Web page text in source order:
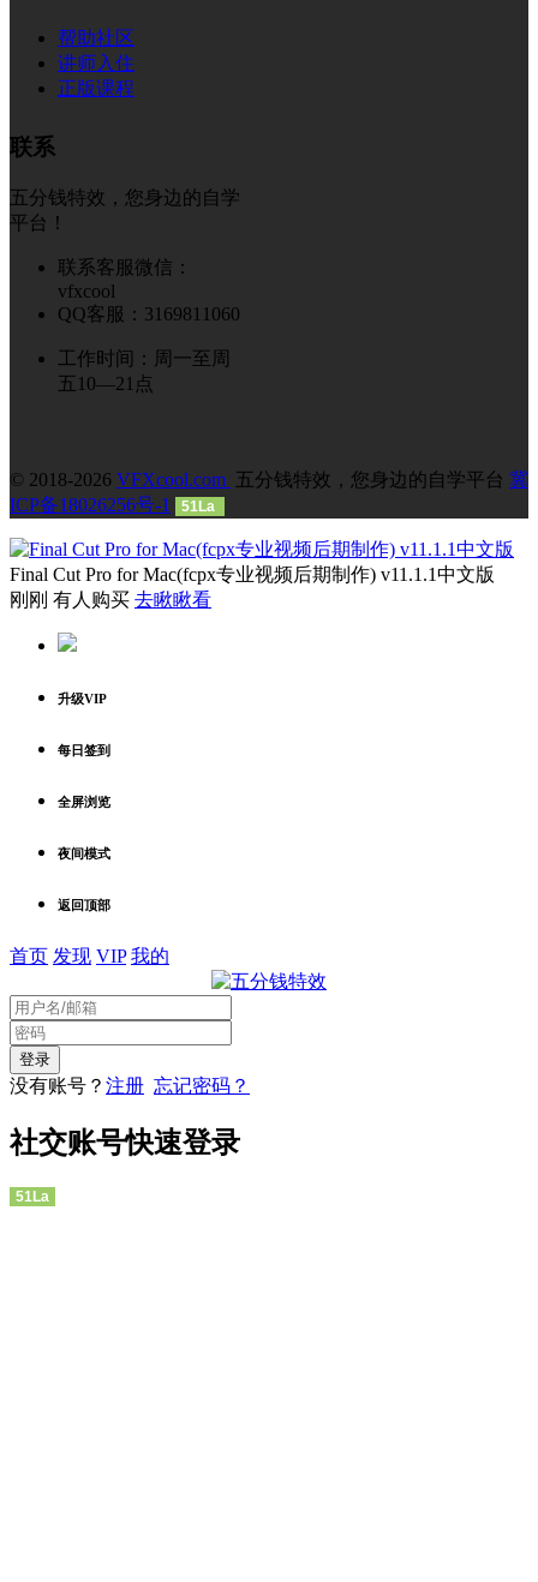
帮助社区
讲师入住
正版课程
联系
五分钱特效，您身边的自学
平台！
联系客服微信：
vfxcool
QQ客服：3169811060
工作时间：周一至周
五10—21点
© 2018-2026 VFXcool.com 五分钱特效，您身边的自学平台 冀
ICP备18026256号-1
51La
Final Cut Pro for Mac(fcpx专业视频后期制作) v11.1.1中文版
刚刚 有人购买 去瞅瞅看
升级VIP
每日签到
全屏浏览
夜间模式
返回顶部
首页 发现 VIP 我的
没有账号？ 注册 忘记密码？
社交账号快速登录
51La